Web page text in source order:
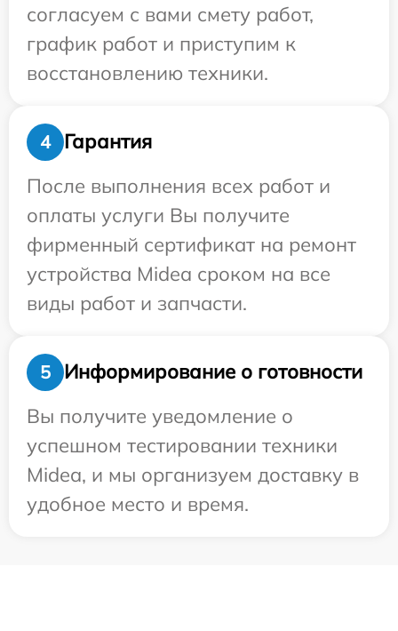
согласуем с вами смету работ,
график работ и приступим к
восстановлению техники.
4
Гарантия
После выполнения всех работ и
оплаты услуги Вы получите
фирменный сертификат на ремонт
устройства Midea сроком на все
виды работ и запчасти.
5
Информирование о готовности
Вы получите уведомление о
успешном тестировании техники
Midea, и мы организуем доставку в
удобное место и время.